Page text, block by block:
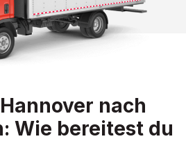
nach
Wie bereitest du